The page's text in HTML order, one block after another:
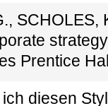
SCHOLES,
Prentice
diesen